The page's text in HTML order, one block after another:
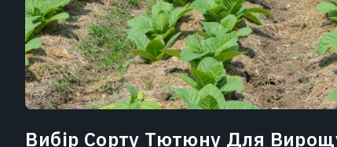
Вибір Сорту Тютюну Для